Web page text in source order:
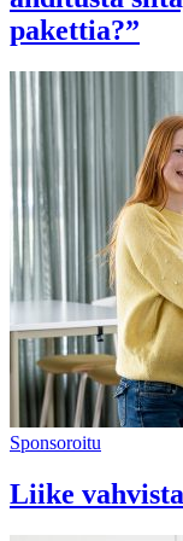
pakettia?”
Sponsoroitu
Liike